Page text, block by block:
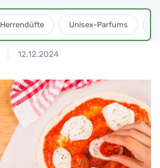
Herrendüfte Unisex-Parfums
12.12.2024